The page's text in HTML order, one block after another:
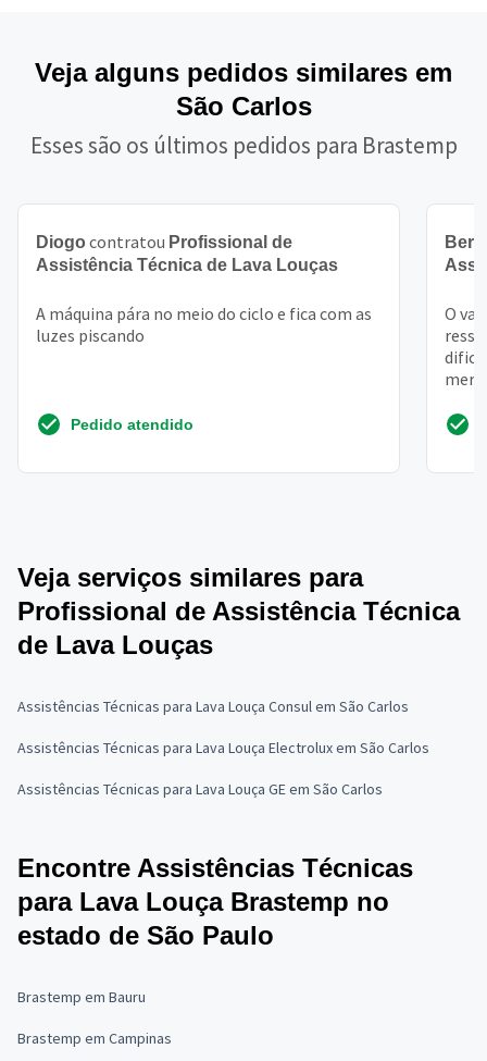
Veja alguns pedidos similares em
São Carlos
Esses são os últimos pedidos para Brastemp
Diogo contratou Profissional de
Assistência Técnica de Lava Louças
A máquina pára no meio do ciclo e fica com as
luzes piscando
Pedido atendido
O
Veja serviços similares para
Profissional de Assistência Técnica
de Lava Louças
Assistências Técnicas para Lava Louça Consul em São Carlos
Assistências Técnicas para Lava Louça Electrolux em São Carlos
Assistências Técnicas para Lava Louça GE em São Carlos
Encontre Assistências Técnicas
para Lava Louça Brastemp no
estado de São Paulo
Brastemp em Bauru
Brastemp em Campinas